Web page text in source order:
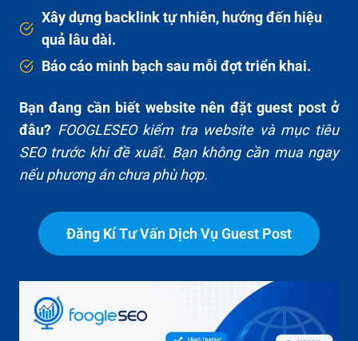
Xây dựng backlink tự nhiên, hướng đến hiệu
quả lâu dài.
Báo cáo minh bạch sau mỗi đợt triển khai.
Bạn đang cần biết website nên đặt guest post ở
đâu? FOOGLESEO kiểm tra website và mục tiêu
SEO trước khi đề xuất. Bạn không cần mua ngay
nếu phương án chưa phù hợp.
Đăng Kí Tư Vấn Dịch Vụ Guest Post